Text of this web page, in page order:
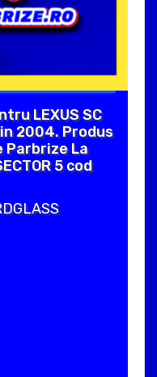
LEXUS SC
2004. Produs
Parbrize La
5 cod